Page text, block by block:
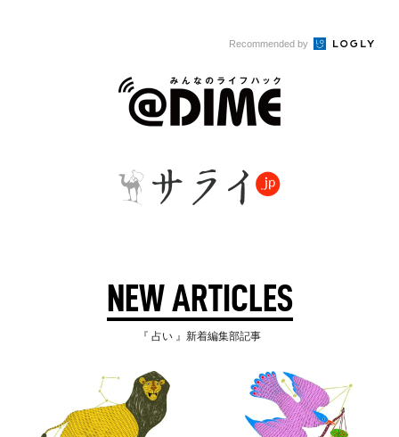
Recommended by
NEW ARTICLES
『 占い 』新着編集部記事